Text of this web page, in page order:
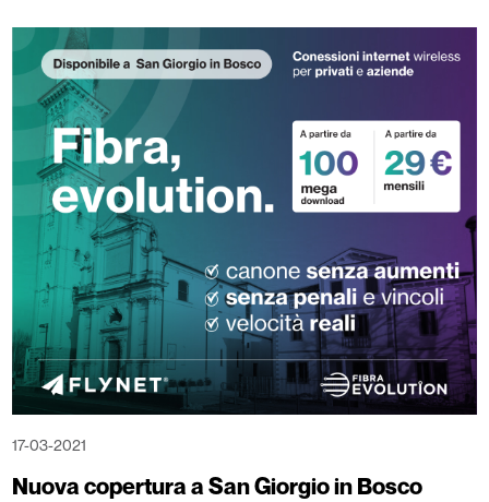
17-03-2021
Nuova copertura a San Giorgio in Bosco